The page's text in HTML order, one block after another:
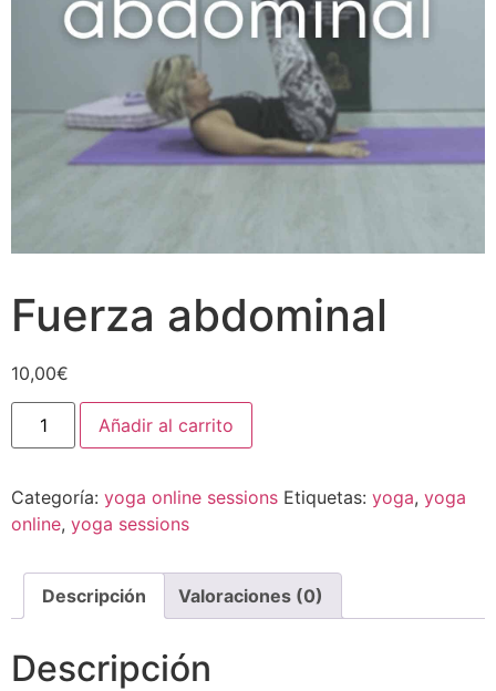
Fuerza abdominal
10,00€
Añadir al carrito
Categoría: yoga online sessions Etiquetas: yoga, yoga
online, yoga sessions
Descripción Valoraciones (0)
Descripción